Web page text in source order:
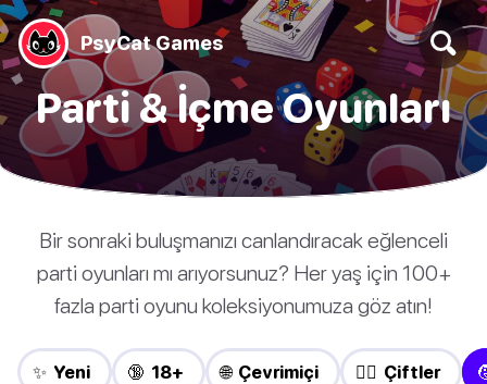
PsyCat Games
Parti & İçme Oyunları
Bir sonraki buluşmanızı canlandıracak eğlenceli
parti oyunları mı arıyorsunuz? Her yaş için 100+
fazla parti oyunu koleksiyonumuza göz atın!
✨ Yeni 🔞 18+ 🌐 Çevrimiçi ❤️‍🔥 Çiftler